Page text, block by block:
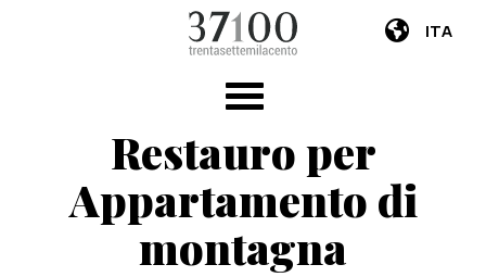
ITA
Restauro per
Appartamento di
montagna